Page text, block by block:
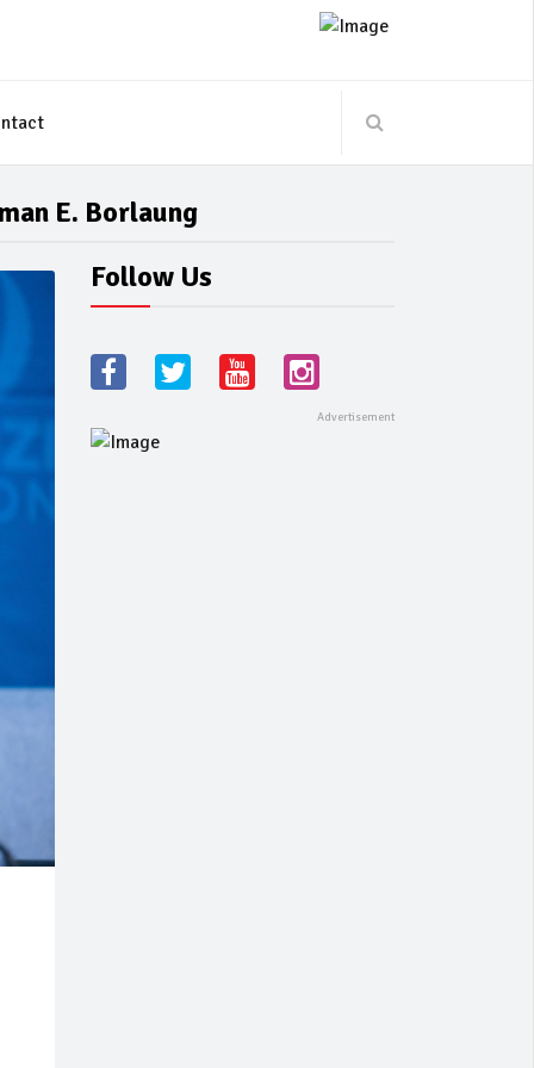
E. Borlaung
Follow Us